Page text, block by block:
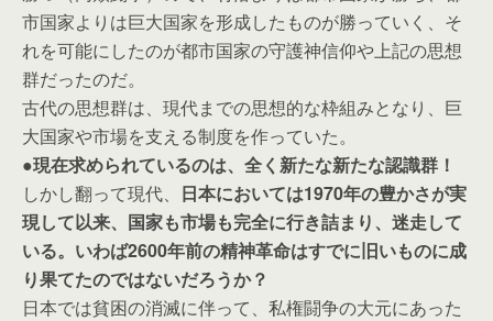
市国家よりは巨大国家を形成したものが勝っていく、そ
れを可能にしたのが都市国家の守護神信仰や上記の思想
群だったのだ。
古代の思想群は、現代までの思想的な枠組みとなり、巨
大国家や市場を支える制度を作っていた。
●現在求められているのは、全く新たな新たな認識群！
しかし翻って現代、 日本においては1970年の豊かさが実
現して以来、国家も市場も完全に行き詰まり、迷走して
いる。いわば2600年前の精神革命はすでに旧いものに成
り果てたのではないだろうか？
日本では貧困の消滅に伴って、私権闘争の大元にあった